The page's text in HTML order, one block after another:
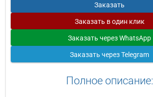
Заказать
Заказать в один клик
Заказать через WhatsApp
Заказать через Telegram
Полное описание: